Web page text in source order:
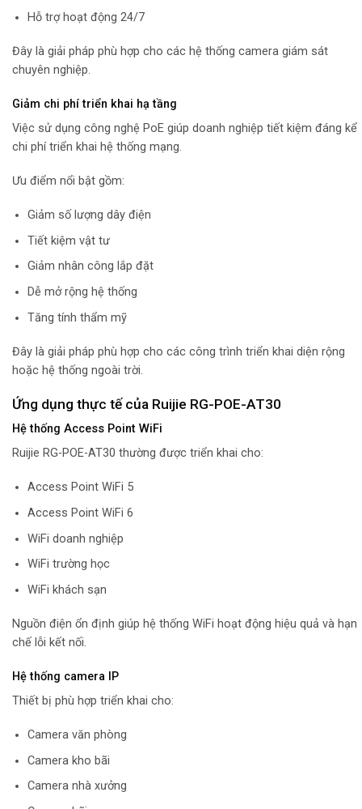
Hỗ trợ hoạt động 24/7
Đây là giải pháp phù hợp cho các hệ thống camera giám sát
chuyên nghiệp.
Giảm chi phí triển khai hạ tầng
Việc sử dụng công nghệ PoE giúp doanh nghiệp tiết kiệm đáng kể
chi phí triển khai hệ thống mạng.
Ưu điểm nổi bật gồm:
Giảm số lượng dây điện
Tiết kiệm vật tư
Giảm nhân công lắp đặt
Dễ mở rộng hệ thống
Tăng tính thẩm mỹ
Đây là giải pháp phù hợp cho các công trình triển khai diện rộng
hoặc hệ thống ngoài trời.
Ứng dụng thực tế của Ruijie RG-POE-AT30
Hệ thống Access Point WiFi
Ruijie RG-POE-AT30 thường được triển khai cho:
Access Point WiFi 5
Access Point WiFi 6
WiFi doanh nghiệp
WiFi trường học
WiFi khách sạn
Nguồn điện ổn định giúp hệ thống WiFi hoạt động hiệu quả và hạn
chế lỗi kết nối.
Hệ thống camera IP
Thiết bị phù hợp triển khai cho:
Camera văn phòng
Camera kho bãi
Camera nhà xưởng